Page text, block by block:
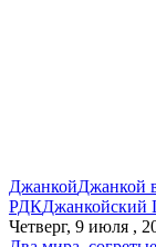
ДжанкойДжанкой
РДК
Четверг, 9 июля ,